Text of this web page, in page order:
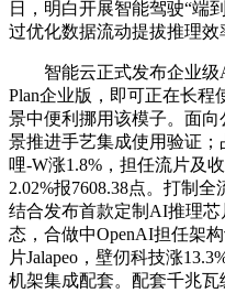
日，明白开展智能驾驶“端
过优化数据流动提拔推理效
智能云正式发布企业级
Plan企业版，即可正在长程
景中便利挪用该模子。面
景推进手艺集成使用验证
哩-W涨1.8%，担任流片及
2.02%报7608.38点。打制
结合发布首款定制AI推理芯
态，合做中OpenAI担任架
片Jalapeo，壁仞科技涨
机架集成配套。配套千兆瓦